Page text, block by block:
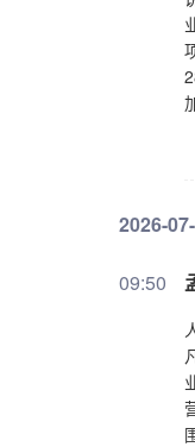
2026-
09:50